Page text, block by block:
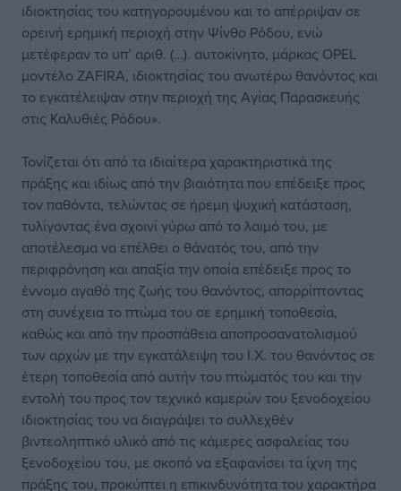
ιδιοκτησίας του κατηγορουμένου και το απέρριψαν σε
ορεινή ερημική περιοχή στην Ψίνθο Ρόδου, ενώ
μετέφεραν το υπ’ αριθ. (…). αυτοκίνητο, μάρκας OPEL
μοντέλο ZAFIRA, ιδιοκτησίας του ανωτέρω θανόντος και
το εγκατέλειψαν στην περιοχή της Αγίας Παρασκευής
στις Καλυθιές Ρόδου».
Τονίζεται ότι από τα ιδιαίτερα χαρακτηριστικά της
πράξης και ιδίως από την βιαιότητα που επέδειξε προς
τον παθόντα, τελώντας σε ήρεμη ψυχική κατάσταση,
τυλίγοντας ένα σχοινί γύρω από το λαιμό του, με
αποτέλεσμα να επέλθει ο θάνατός του, από την
περιφρόνηση και απαξία την οποία επέδειξε προς το
έννομο αγαθό της ζωής του θανόντος, απορρίπτοντας
στη συνέχεια το πτώμα του σε ερημική τοποθεσία,
καθώς και από την προσπάθεια αποπροσανατολισμού
των αρχών με την εγκατάλειψη του Ι.X. του θανόντος σε
έτερη τοποθεσία από αυτήν του πτώματός του και την
εντολή του προς τον τεχνικό καμερών του ξενοδοχείου
ιδιοκτησίας του να διαγράψει το συλλεχθέν
βιντεοληπτικό υλικό από τις κάμερες ασφαλείας του
ξενοδοχείου του, με σκοπό να εξαφανίσει τα ίχνη της
πράξης του, προκύπτει η επικινδυνότητα του χαρακτήρα